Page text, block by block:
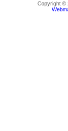
Copyright ©